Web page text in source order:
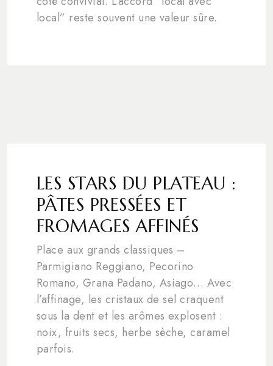
local” reste souvent une valeur sûre.
LES STARS DU PLATEAU :
PÂTES PRESSÉES ET
FROMAGES AFFINÉS
Place aux grands classiques –
Parmigiano Reggiano, Pecorino
Romano, Grana Padano, Asiago… Avec
l’affinage, les cristaux de sel craquent
sous la dent et les arômes explosent :
noix, fruits secs, herbe sèche, caramel
parfois.